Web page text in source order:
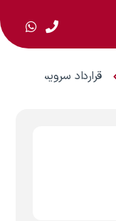
قرارداد سرویس